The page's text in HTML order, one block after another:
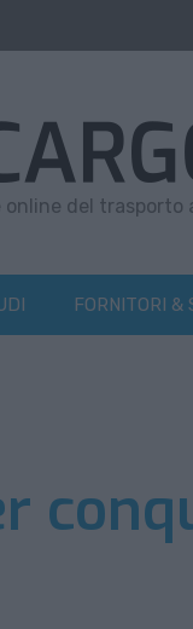
online del trasporto
FORNITORI &